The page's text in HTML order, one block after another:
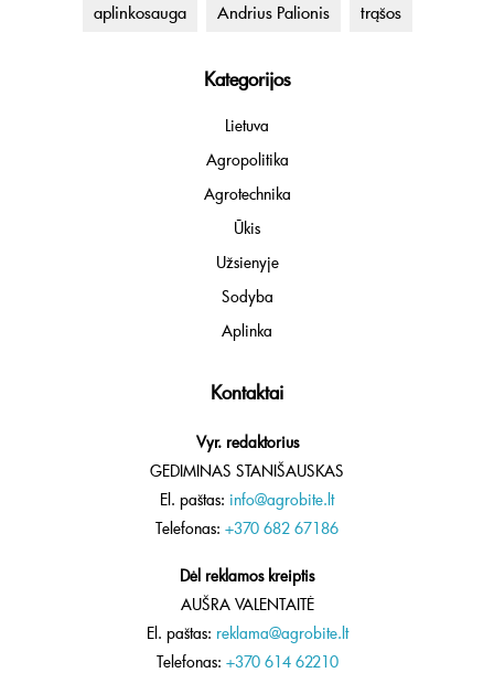
aplinkosauga Andrius Palionis trąšos
Kategorijos
Lietuva
Agropolitika
Agrotechnika
Ūkis
Užsienyje
Sodyba
Aplinka
Kontaktai
Vyr. redaktorius
GEDIMINAS STANIŠAUSKAS
El. paštas: info@agrobite.lt
Telefonas: +370 682 67186
Dėl reklamos kreiptis
AUŠRA VALENTAITĖ
El. paštas: reklama@agrobite.lt
Telefonas: +370 614 62210